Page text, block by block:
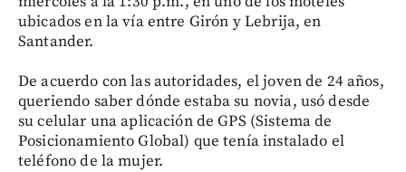
ubicados en la vía entre Girón y Lebrija, en
Santander.
De acuerdo con las autoridades, el joven de 24 años,
queriendo saber dónde estaba su novia, usó desde
su celular una aplicación de GPS (Sistema de
Posicionamiento Global) que tenía instalado el
teléfono de la mujer.